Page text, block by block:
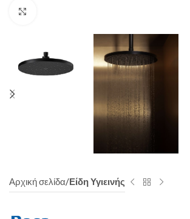
Αρχική σελίδα Είδη Υγιεινής